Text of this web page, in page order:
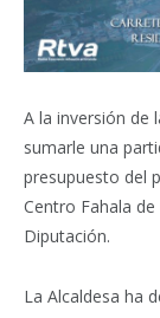
A la inversión de
sumarle una
presupuesto del
Centro Fahala
Diputación.
La Alcaldesa ha